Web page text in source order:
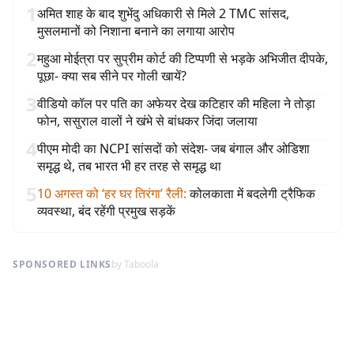
1अमित शाह के बाद शुभेंदु अधिकारी से मिले 2 TMC सांसद,
मुसलमानों को निशाना बनाने का लगाया आरोप
2महुआ मोईत्रा पर सुप्रीम कोर्ट की टिप्पणी से भड़के अभिजीत दीपके,
पूछा- क्या सब सीने पर गोली खायें?
3वीडियो कॉल पर पति का अफेयर देख कटिहार की महिला ने तोड़ा
फोन, ससुराल वालों ने खंभे से बांधकर जिंदा जलाया
4पीएम मोदी का NCPI सांसदों को संदेश- जब बंगाल और ओडिशा
समृद्ध थे, तब भारत भी हर तरह से समृद्ध था
510 अगस्त को ‘हर घर तिरंगा’ रैली: कोलकाता में बदलेगी ट्रैफिक
व्यवस्था, बंद रहेंगी प्रमुख सड़कें
SPONSORED LINKSby Taboola